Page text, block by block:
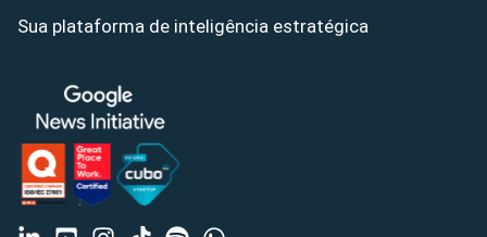
Sua plataforma de inteligência estratégica